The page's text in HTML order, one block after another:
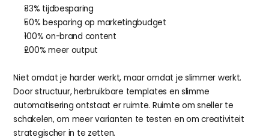
33% tijdbesparing
50% besparing op marketingbudget
100% on-brand content
200% meer output
Niet omdat je harder werkt, maar omdat je slimmer werkt.
Door structuur, herbruikbare templates en slimme
automatisering ontstaat er ruimte. Ruimte om sneller te
schakelen, om meer varianten te testen en om creativiteit
strategischer in te zetten.